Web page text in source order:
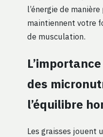
l’énergie de
maintiennent votre
de musculation.
des
l’équilibre
Les graisses jouent